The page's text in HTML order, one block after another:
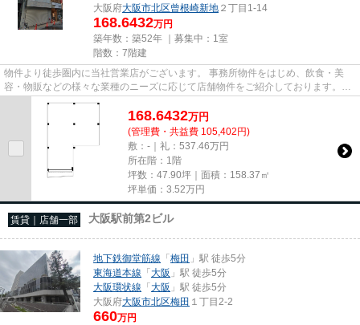
大阪府大阪市北区曾根崎新地 ２丁目1-14
168.6432万円
築年数：築52年 ｜募集中： 1室
階数：7階建
物件より徒歩圏内に当社営業店がございます。 事務所物件をはじめ、飲食・美
容・物販などの様々な業種のニーズに応じて店舗物件をご紹介しております。
尚、弊社ではおとり広告は一切...
168.6432万円
(管理費・共益費 105,402円)
敷：-｜礼：537.46万円
所在階：1階
坪数：47.90坪｜面積：158.37㎡
坪単価： 3.52万円
賃貸｜店舗一部 大阪駅前第2ビル
地下鉄御堂筋線 「梅田 」駅 徒歩5分
東海道本線 「大阪 」駅 徒歩5分
大阪環状線 「大阪 」駅 徒歩5分
大阪府大阪市北区梅田 １丁目2-2
660万円